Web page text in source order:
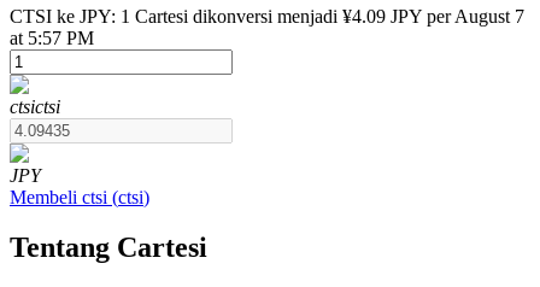
USDT Berjangka
CTSI ke JPY: 1 Cartesi dikonversi menjadi ¥4.09 JPY per August 7
at 5:57 PM
ctsictsi
JPY
Membeli ctsi (ctsi)
Tentang Cartesi